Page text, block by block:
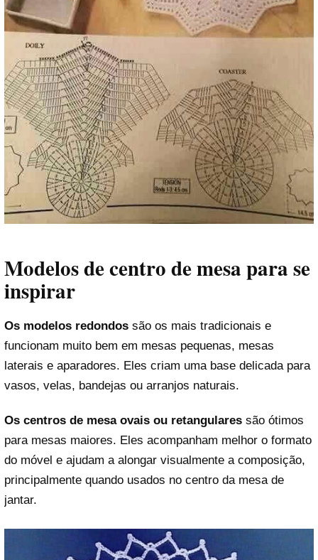
Modelos de centro de mesa para se
inspirar
Os modelos redondos são os mais tradicionais e
funcionam muito bem em mesas pequenas, mesas
laterais e aparadores. Eles criam uma base delicada para
vasos, velas, bandejas ou arranjos naturais.
Os centros de mesa ovais ou retangulares são ótimos
para mesas maiores. Eles acompanham melhor o formato
do móvel e ajudam a alongar visualmente a composição,
principalmente quando usados no centro da mesa de
jantar.